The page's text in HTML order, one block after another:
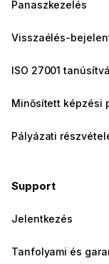
Panaszkezelés
Visszaélés-
ISO 27001
Minősített képzési
Pályázati
Support
Jelentkezés
Tanfolyami és